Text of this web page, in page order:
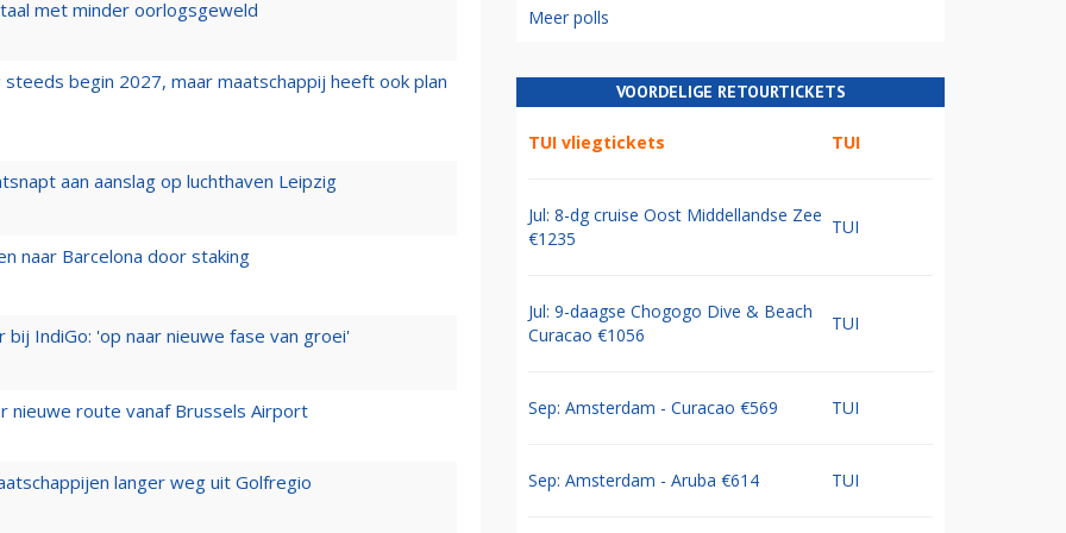
met minder oorlogsgeweld
begin 2027, maar maatschappij heeft ook plan
aan aanslag op luchthaven Leipzig
naar Barcelona door staking
IndiGo: 'op naar nieuwe fase van groei'
nieuwe route vanaf Brussels Airport
langer weg uit Golfregio
Meer polls
VOORDELIGE RETOURTICKETS
TUI vliegtickets TUI
Jul: 8-dg cruise Oost Middellandse Zee
€1235
TUI
Jul: 9-daagse Chogogo Dive & Beach
Curacao €1056
TUI
Sep: Amsterdam - Curacao €569 TUI
Sep: Amsterdam - Aruba €614 TUI